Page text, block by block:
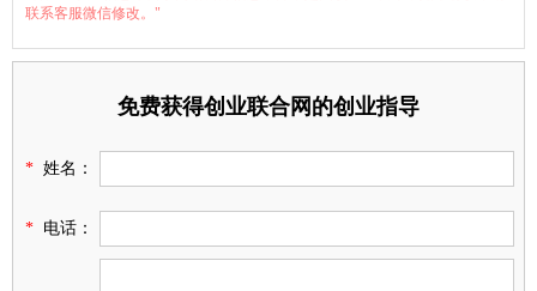
联系客服微信修改。"
免费获得创业联合网的创业指导
* 姓名：
* 电话：